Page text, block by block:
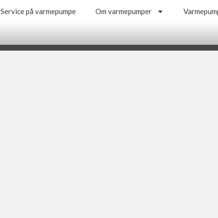
Service på varmepumpe Om varmepumper
Service på varmepumpe Om varmepumper